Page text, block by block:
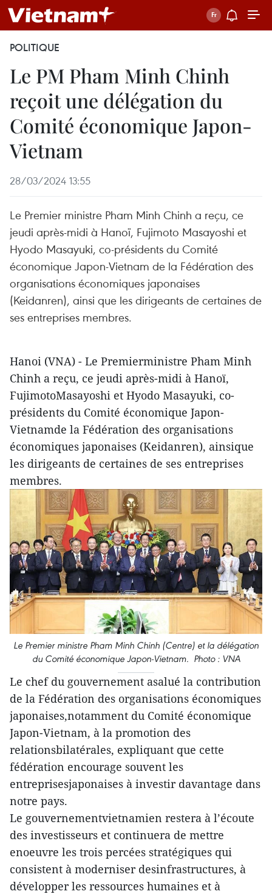
POLITIQUE
Le PM Pham Minh Chinh
reçoit une délégation du
Comité économique Japon-
Vietnam
28/03/2024 13:55
Le Premier ministre Pham Minh Chinh a reçu, ce
jeudi après-midi à Hanoï, Fujimoto Masayoshi et
Hyodo Masayuki, co-présidents du Comité
économique Japon-Vietnam de la Fédération des
organisations économiques japonaises
(Keidanren), ainsi que les dirigeants de certaines de
ses entreprises membres.
Hanoi (VNA) - Le Premierministre Pham Minh
Chinh a reçu, ce jeudi après-midi à Hanoï,
FujimotoMasayoshi et Hyodo Masayuki, co-
présidents du Comité économique Japon-
Vietnamde la Fédération des organisations
économiques japonaises (Keidanren), ainsique
les dirigeants de certaines de ses entreprises
membres.
Le Premier ministre Pham Minh Chinh (Centre) et la délégation
du Comité économique Japon-Vietnam. Photo : VNA
Le chef du gouvernement asalué la contribution
de la Fédération des organisations économiques
japonaises,notamment du Comité économique
Japon-Vietnam, à la promotion des
relationsbilatérales, expliquant que cette
fédération encourage souvent les
entreprisesjaponaises à investir davantage dans
notre pays.
Le gouvernementvietnamien restera à l’écoute
des investisseurs et continuera de mettre
enoeuvre les trois percées stratégiques qui
consistent à moderniser desinfrastructures, à
développer les ressources humaines et à